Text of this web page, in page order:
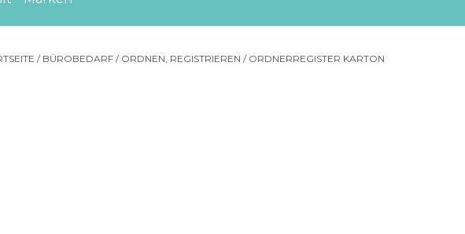
/ BÜROBEDARF / ORDNEN, REGISTRIEREN / ORDNERREGISTER KARTON